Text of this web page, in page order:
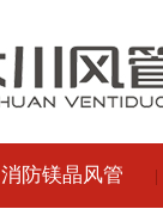
消防镁晶风管